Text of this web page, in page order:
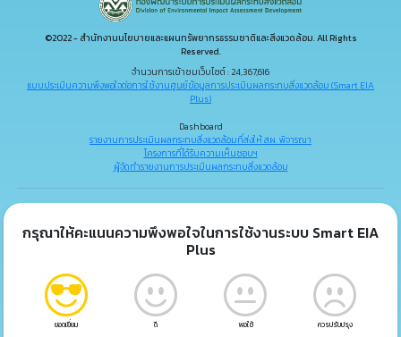
©2022 - สำนักงานนโยบายและแผนทรัพยากรธรรมชาติและสิ่งแวดล้อม. All Rights
Reserved.
จำนวนการเข้าชมเว็บไซต์ : 24,367,616
แบบประเมินความพึงพอใจต่อการใช้งานศูนย์ข้อมูลการประเมินผลกระทบสิ่งแวดล้อม (Smart EIA
Plus)
Dashboard
รายงานการประเมินผลกระทบสิ่งแวดล้อมที่ส่งให้ สผ. พิจารณา
โครงการที่ได้รับความเห็นชอบฯ
ผู้จัดทำรายงานการประเมินผลกระทบสิ่งแวดล้อม
กรุณาให้คะแนนความพึงพอใจในการใช้งานระบบ Smart EIA
Plus
ยอดเยี่ยม ดี พอใช้ ควรปรับปรุง